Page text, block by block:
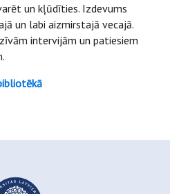
un kļūdīties. Izdevums
un labi aizmirstajā vecajā.
intervijām un patiesiem